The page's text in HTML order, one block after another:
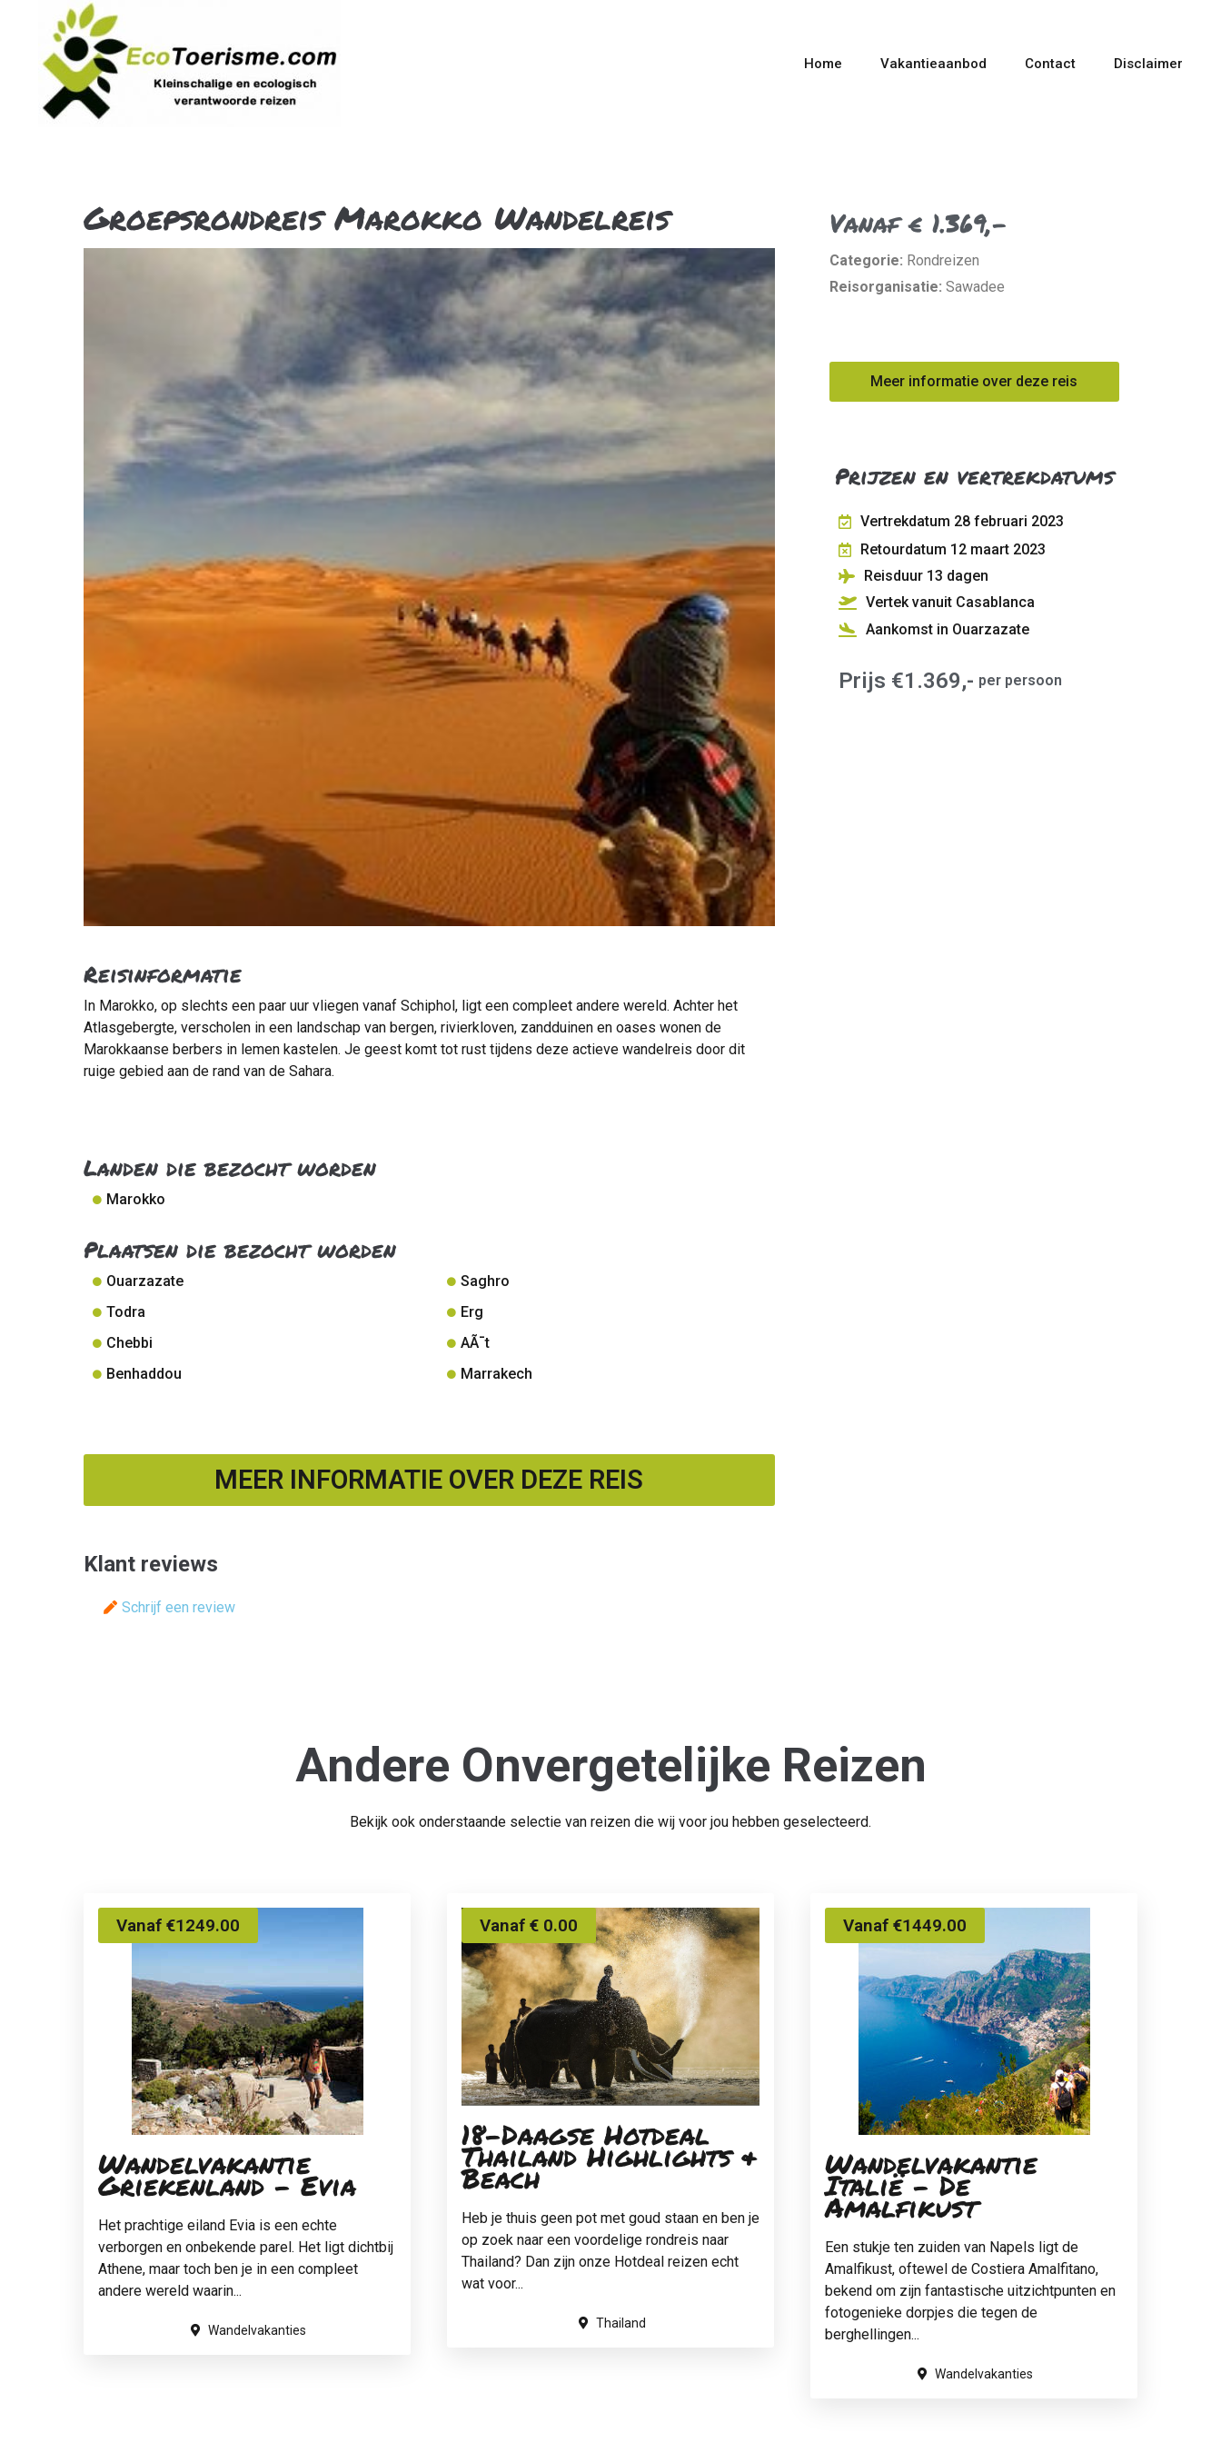
Home Vakantieaanbod Contact Disclaimer
Groepsrondreis Marokko Wandelreis
Reisinformatie
In Marokko, op slechts een paar uur vliegen vanaf Schiphol, ligt een compleet andere wereld. Achter het
Atlasgebergte, verscholen in een landschap van bergen, rivierkloven, zandduinen en oases wonen de
Marokkaanse berbers in lemen kastelen. Je geest komt tot rust tijdens deze actieve wandelreis door dit
ruige gebied aan de rand van de Sahara.
Landen die bezocht worden
Marokko
Plaatsen die bezocht worden
Ouarzazate
Saghro
Todra
Erg
Chebbi
AÃ¯t
Benhaddou
Marrakech
MEER INFORMATIE OVER DEZE REIS
Klant reviews
Schrijf een review
Vanaf € 1.369,-
Categorie: Rondreizen
Reisorganisatie: Sawadee
Meer informatie over deze reis
Prijzen en vertrekdatums
Vertrekdatum 28 februari 2023
Retourdatum 12 maart 2023
Reisduur 13 dagen
Vertek vanuit Casablanca
Aankomst in Ouarzazate
Prijs €1.369,- per persoon
Andere Onvergetelijke Reizen
Bekijk ook onderstaande selectie van reizen die wij voor jou hebben geselecteerd.
Wandelvakantie
Griekenland - Evia
Het prachtige eiland Evia is een echte
verborgen en onbekende parel. Het ligt dichtbij
Athene, maar toch ben je in een compleet
andere wereld waarin...
Vanaf €1249.00
Wandelvakanties
18-Daagse Hotdeal
Thailand Highlights &
Beach
Heb je thuis geen pot met goud staan en ben je
op zoek naar een voordelige rondreis naar
Thailand? Dan zijn onze Hotdeal reizen echt
wat voor...
Vanaf € 0.00
Thailand
Wandelvakantie
Italië - De
Amalfikust
Een stukje ten zuiden van Napels ligt de
Amalfikust, oftewel de Costiera Amalfitano,
bekend om zijn fantastische uitzichtpunten en
fotogenieke dorpjes die tegen de
berghellingen...
Vanaf €1449.00
Wandelvakanties